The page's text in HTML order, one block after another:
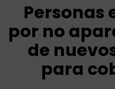
Personas
por no
de
para